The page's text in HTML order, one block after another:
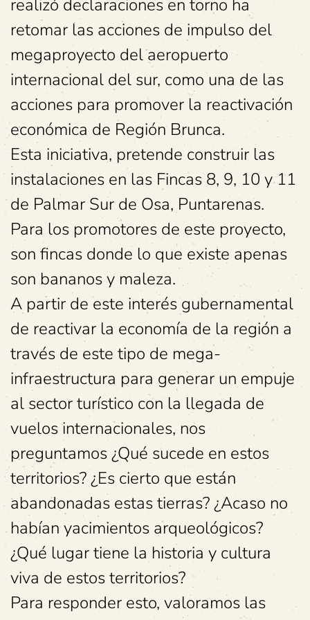
realizó declaraciones en torno ha
retomar las acciones de impulso del
megaproyecto del aeropuerto
internacional del sur, como una de las
acciones para promover la reactivación
económica de Región Brunca.
Esta iniciativa, pretende construir las
instalaciones en las Fincas 8, 9, 10 y 11
de Palmar Sur de Osa, Puntarenas.
Para los promotores de este proyecto,
son fincas donde lo que existe apenas
son bananos y maleza.
A partir de este interés gubernamental
de reactivar la economía de la región a
través de este tipo de mega-
infraestructura para generar un empuje
al sector turístico con la llegada de
vuelos internacionales, nos
preguntamos ¿Qué sucede en estos
territorios? ¿Es cierto que están
abandonadas estas tierras? ¿Acaso no
habían yacimientos arqueológicos?
¿Qué lugar tiene la historia y cultura
viva de estos territorios?
Para responder esto, valoramos las